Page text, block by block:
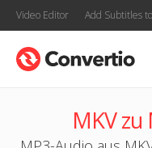
Video Editor Add Subtitles
MKV